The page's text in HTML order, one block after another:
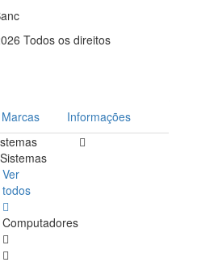
Todos os direitos
Marcas
Informações
Sistemas
Ver
todos
Computadores